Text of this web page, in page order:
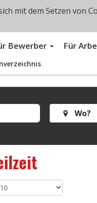
Bewerber Für
Wo?
mit dem Setzen von